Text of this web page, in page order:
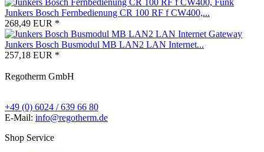
Junkers Bosch Fernbedienung CR 100 RF f CW400,...
268,49 EUR *
Junkers Bosch Busmodul MB LAN2 LAN Internet...
257,18 EUR *
Regotherm GmbH
+49 (0) 6024 / 639 66 80
E-Mail: info@regotherm.de
Shop Service